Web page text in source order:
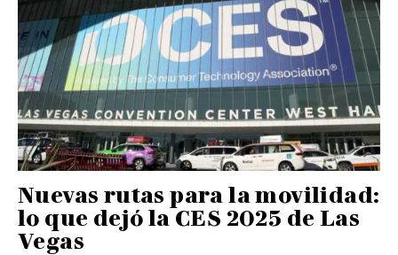
Nuevas rutas para la movilidad:
lo que dejó la CES 2025 de Las
Vegas